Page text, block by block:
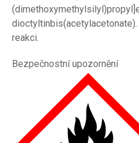
reakci.
Bezpečnostní upozornění